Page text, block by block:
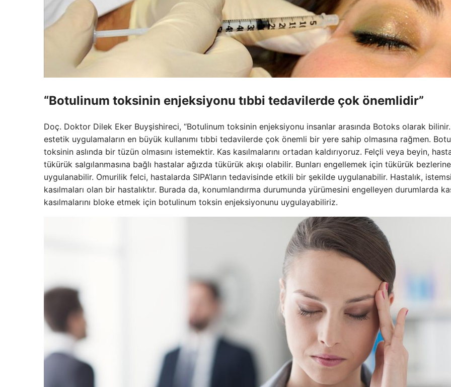
“Botulinum toksinin enjeksiyonu tıbbi tedavilerde çok önemlidir”
Doç. Doktor Dilek Eker Buyşishireci, “Botulinum toksinin enjeksiyonu insanlar arasında Botoks olarak bilinir.
estetik uygulamaların en büyük kullanımı tıbbi tedavilerde çok önemli bir yere sahip olmasına rağmen.
toksinin aslında bir tüzün olmasını istemektir. Kas kasılmalarını ortadan kaldırıyoruz. Felçli veya beyin,
tükürük salgılanmasına bağlı hastalar ağızda tükürük akışı olabilir. Bunları engellemek için tükürük bezlerine
uygulanabilir. Omurilik felci, hastalarda SIPA’ların tedavisinde etkili bir şekilde uygulanabilir. Hastalık,
kasılmaları olan bir hastalıktır. Burada da, konumlandırma durumunda yürümesini engelleyen durumlarda
kasılmalarını bloke etmek için botulinum toksin enjeksiyonunu uygulayabiliriz.